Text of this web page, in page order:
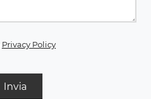
Privacy Policy
Invia